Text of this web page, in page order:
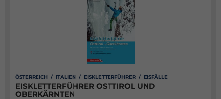
ÖSTERREICH / ITALIEN / EISKLETTERFÜHRER / EISFÄLLE
EISKLETTERFÜHRER OSTTIROL UND
OBERKÄRNTEN